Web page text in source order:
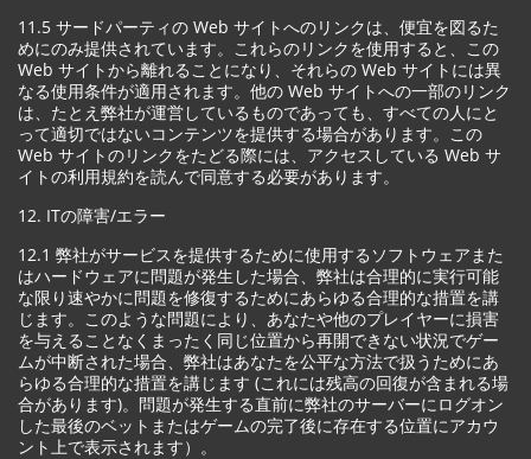
11.5 サードパーティの Web サイトへのリンクは、便宜を図るた
めにのみ提供されています。これらのリンクを使用すると、この
Web サイトから離れることになり、それらの Web サイトには異
なる使用条件が適用されます。他の Web サイトへの一部のリンク
は、たとえ弊社が運営しているものであっても、すべての人にと
って適切ではないコンテンツを提供する場合があります。この
Web サイトのリンクをたどる際には、アクセスしている Web サ
イトの利用規約を読んで同意する必要があります。
12. ITの障害/エラー
12.1 弊社がサービスを提供するために使用するソフトウェアまた
はハードウェアに問題が発生した場合、弊社は合理的に実行可能
な限り速やかに問題を修復するためにあらゆる合理的な措置を講
じます。このような問題により、あなたや他のプレイヤーに損害
を与えることなくまったく同じ位置から再開できない状況でゲー
ムが中断された場合、弊社はあなたを公平な方法で扱うためにあ
らゆる合理的な措置を講じます (これには残高の回復が含まれる場
合があります)。問題が発生する直前に弊社のサーバーにログオン
した最後のベットまたはゲームの完了後に存在する位置にアカウ
ント上で表示されます）。